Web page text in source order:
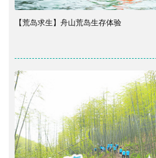
【荒岛求生】舟山荒岛生存体验